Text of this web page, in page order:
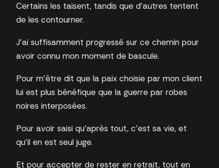
Certains les taisent, tandis que d’autres tentent
de les contourner.
J’ai suffisamment progressé sur ce chemin pour
avoir connu mon moment de bascule.
Pour m’être dit que la paix choisie par mon client
lui est plus bénéfique que la guerre par robes
noires interposées.
Pour avoir saisi qu’après tout, c’est sa vie, et
qu’il en est seul juge.
Et pour accepter de rester en retrait, tout en